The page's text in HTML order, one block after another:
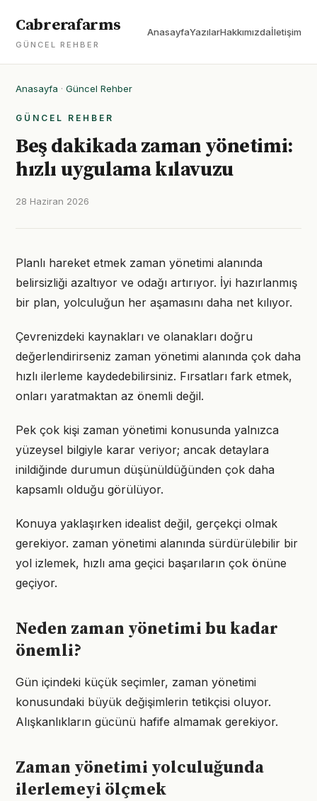
Cabrerafarms
GÜNCEL REHBER
AnasayfaYazılarHakkımızdaİletişim
Anasayfa · Güncel Rehber
GÜNCEL REHBER
Beş dakikada zaman yönetimi:
hızlı uygulama kılavuzu
28 Haziran 2026
Planlı hareket etmek zaman yönetimi alanında
belirsizliği azaltıyor ve odağı artırıyor. İyi hazırlanmış
bir plan, yolculuğun her aşamasını daha net kılıyor.
Çevrenizdeki kaynakları ve olanakları doğru
değerlendirirseniz zaman yönetimi alanında çok daha
hızlı ilerleme kaydedebilirsiniz. Fırsatları fark etmek,
onları yaratmaktan az önemli değil.
Pek çok kişi zaman yönetimi konusunda yalnızca
yüzeysel bilgiyle karar veriyor; ancak detaylara
inildiğinde durumun düşünüldüğünden çok daha
kapsamlı olduğu görülüyor.
Konuya yaklaşırken idealist değil, gerçekçi olmak
gerekiyor. zaman yönetimi alanında sürdürülebilir bir
yol izlemek, hızlı ama geçici başarıların çok önüne
geçiyor.
Neden zaman yönetimi bu kadar
önemli?
Gün içindeki küçük seçimler, zaman yönetimi
konusundaki büyük değişimlerin tetikçisi oluyor.
Alışkanlıkların gücünü hafife almamak gerekiyor.
Zaman yönetimi yolculuğunda
ilerlemeyi ölçmek